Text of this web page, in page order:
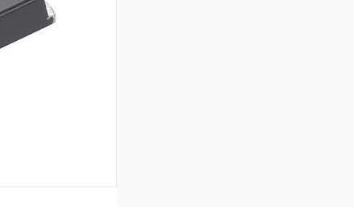
Недоступно